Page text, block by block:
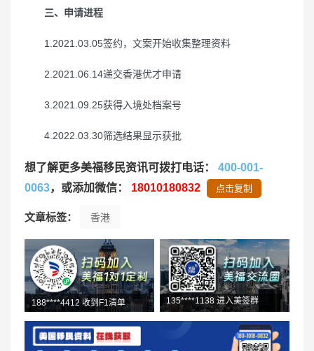
三、申请进程
1.2021.03.05签约，文案开始收集整理资料
2.2021.06.14递交香港优才申请
3.2021.09.25获得入境处档案号
4.2022.03.30筛选结果显示获批
想了解更多美福移民资讯可拨打电话： 400-001-
0063，或添加微信： 18010180832 点击复制
文章标签： 香港
188****4412 收到F1清单 199****2247 下载政策文件